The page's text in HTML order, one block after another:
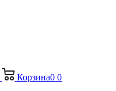
Корзина0 0